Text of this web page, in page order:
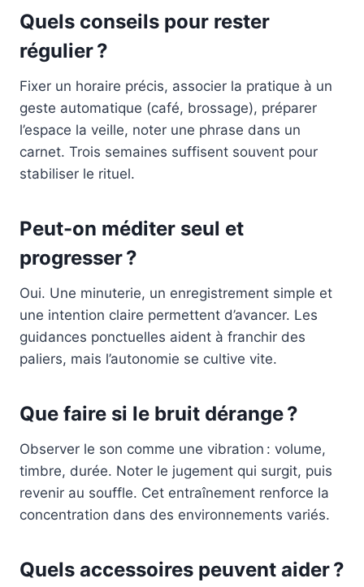
Quels conseils pour rester
régulier ?
Fixer un horaire précis, associer la pratique à un
geste automatique (café, brossage), préparer
l’espace la veille, noter une phrase dans un
carnet. Trois semaines suffisent souvent pour
stabiliser le rituel.
Peut-on méditer seul et
progresser ?
Oui. Une minuterie, un enregistrement simple et
une intention claire permettent d’avancer. Les
guidances ponctuelles aident à franchir des
paliers, mais l’autonomie se cultive vite.
Que faire si le bruit dérange ?
Observer le son comme une vibration : volume,
timbre, durée. Noter le jugement qui surgit, puis
revenir au souffle. Cet entraînement renforce la
concentration dans des environnements variés.
Quels accessoires peuvent aider ?